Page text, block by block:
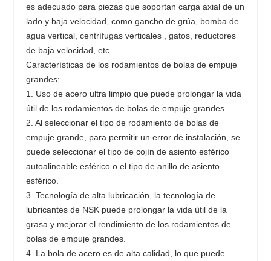
es adecuado para piezas que soportan carga axial de un
lado y baja velocidad, como gancho de grúa, bomba de
agua vertical, centrífugas verticales , gatos, reductores
de baja velocidad, etc.
Características de los rodamientos de bolas de empuje
grandes:
1. Uso de acero ultra limpio que puede prolongar la vida
útil de los rodamientos de bolas de empuje grandes.
2. Al seleccionar el tipo de rodamiento de bolas de
empuje grande, para permitir un error de instalación, se
puede seleccionar el tipo de cojín de asiento esférico
autoalineable esférico o el tipo de anillo de asiento
esférico.
3. Tecnología de alta lubricación, la tecnología de
lubricantes de NSK puede prolongar la vida útil de la
grasa y mejorar el rendimiento de los rodamientos de
bolas de empuje grandes.
4. La bola de acero es de alta calidad, lo que puede